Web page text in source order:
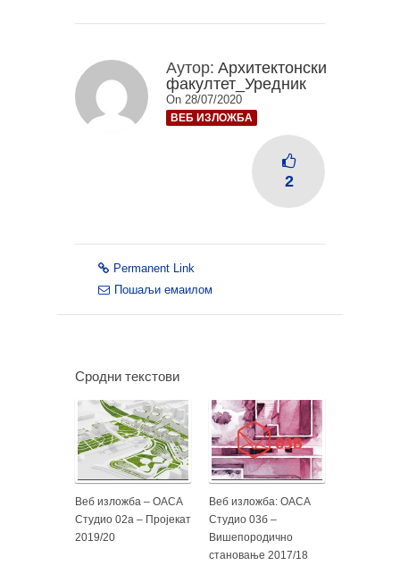
Аутор: Архитектонски
факултет_Уредник
On 28/07/2020
ВЕБ ИЗЛОЖБА
2
Permanent Link
Пошаљи емаилом
Сродни текстови
Веб изложба – ОАСА
Студио 02а – Пројекат
2019/20
Веб изложба: ОАСА
Студио 03б –
Вишепородично
становање 2017/18